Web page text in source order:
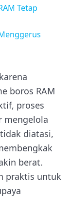
Tetap
boros RAM
proses
mengelola
diatasi,
berat.
praktis untuk